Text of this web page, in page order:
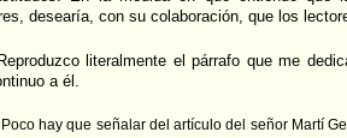
desearía, con su colaboración, que los
Reproduzco literalmente el párrafo que me
a él.
hay que señalar del artículo del señor Martí